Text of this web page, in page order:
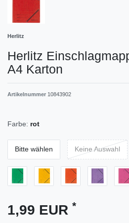
Herlitz
Herlitz
A4 Karton
Artikelnummer 10843902
Farbe: rot
Bitte wählen Keine Auswahl
1,99 EUR *